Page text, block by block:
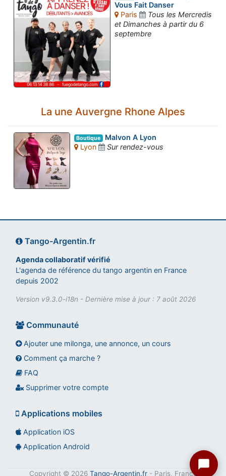
Vous Fait Danser
Paris
Tous les Mercredis
et Dimanches à partir du 6
septembre
La une Auvergne Rhone Alpes
Boutique Malvon A Lyon
Lyon
Sur rendez-vous
Tango-Argentin.fr
Agenda collaboratif vérifié
L'agenda de référence du tango argentin en France
depuis 2002
Version v9.3.0-i18n - Dernière mise à jour : 7 août 2026
Communauté
Ajouter une milonga, une annonce, un cours
Comment ça marche ?
FAQ
Supprimer votre compte
Applications mobiles
Application iOS
Application Android
Copyright © 2026 Tango-Argentin.fr- Paris, France
Assistant tango-argentin.fr
Questions sur les milongas, cours et stages